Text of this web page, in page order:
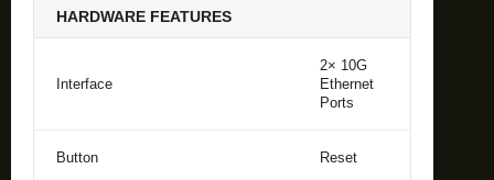
HARDWARE FEATURES
Interface
2× 10G
Ethernet
Ports
Button Reset